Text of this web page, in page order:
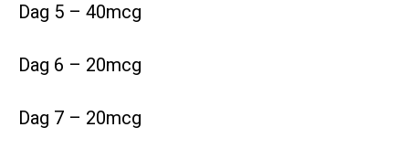
Dag 5 – 40mcg
Dag 6 – 20mcg
Dag 7 – 20mcg